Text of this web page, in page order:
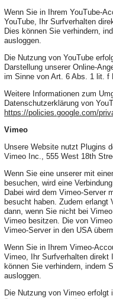
Wenn Sie in Ihrem YouTube-
YouTube, Ihr Surfverhalten
Dies können Sie verhindern,
ausloggen.
Die Nutzung von YouTube
Darstellung unserer Online-
im Sinne von Art. 6 Abs. 1 lit. f
Weitere Informationen zum
Datenschutzerklärung von
https://policies.google.com/
Vimeo
Unsere Website nutzt Plugins
Vimeo Inc., 555 West 18th
Wenn Sie eine unserer mit
besuchen, wird eine
Dabei wird dem Vimeo-Server
besucht haben. Zudem
dann, wenn Sie nicht bei
Vimeo besitzen. Die von
Vimeo-Server in den USA
Wenn Sie in Ihrem Vimeo-
Vimeo, Ihr Surfverhalten direkt
können Sie verhindern, indem
ausloggen.
Die Nutzung von Vimeo